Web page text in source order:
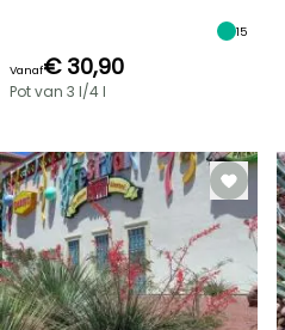
15
Vanaf€ 30,90
Pot van 3 l/4 l